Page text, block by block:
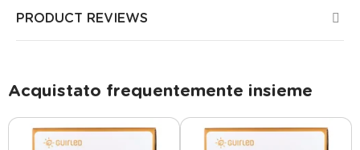
PRODUCT REVIEWS
Acquistato frequentemente insieme